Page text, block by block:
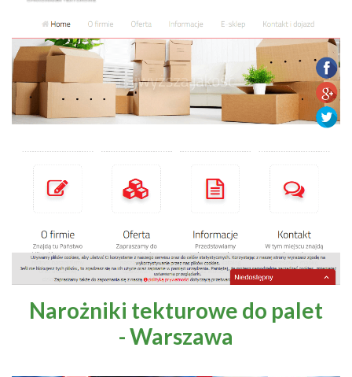
Narożniki tekturowe do palet
- Warszawa